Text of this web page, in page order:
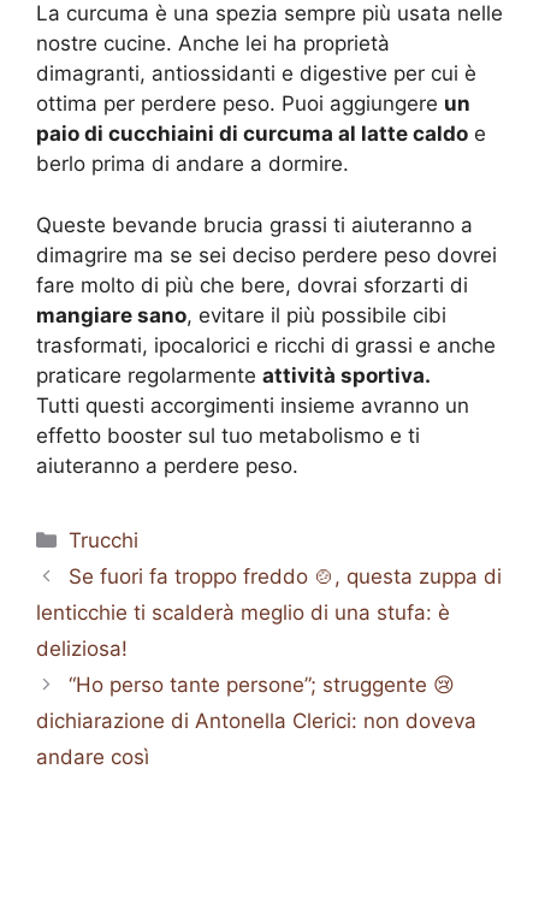
La curcuma è una spezia sempre più usata nelle
nostre cucine. Anche lei ha proprietà
dimagranti, antiossidanti e digestive per cui è
ottima per perdere peso. Puoi aggiungere un
paio di cucchiaini di curcuma al latte caldo e
berlo prima di andare a dormire.
Queste bevande brucia grassi ti aiuteranno a
dimagrire ma se sei deciso perdere peso dovrei
fare molto di più che bere, dovrai sforzarti di
mangiare sano, evitare il più possibile cibi
trasformati, ipocalorici e ricchi di grassi e anche
praticare regolarmente attività sportiva.
Tutti questi accorgimenti insieme avranno un
effetto booster sul tuo metabolismo e ti
aiuteranno a perdere peso.
Categorie
Trucchi
Se fuori fa troppo freddo 🍲, questa zuppa di
lenticchie ti scalderà meglio di una stufa: è
deliziosa!
“Ho perso tante persone”; struggente 😢
dichiarazione di Antonella Clerici: non doveva
andare così